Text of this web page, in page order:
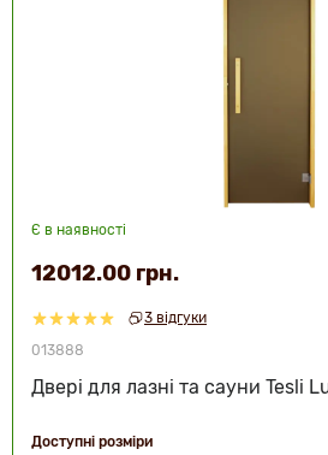
3 відгуки
Є в наявності
013888
Двері для лазні та сауни Tesli
12012.00 грн.
Доступні розміри